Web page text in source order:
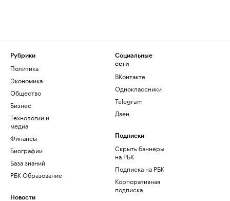
Рубрики
Политика
Экономика
Общество
Бизнес
Технологии и
медиа
Финансы
Биографии
База знаний
РБК Образование
Новости
Социальные
сети
ВКонтакте
Одноклассники
Telegram
Дзен
Подписки
Скрыть баннеры
на РБК
Подписка на РБК
Корпоративная
подписка